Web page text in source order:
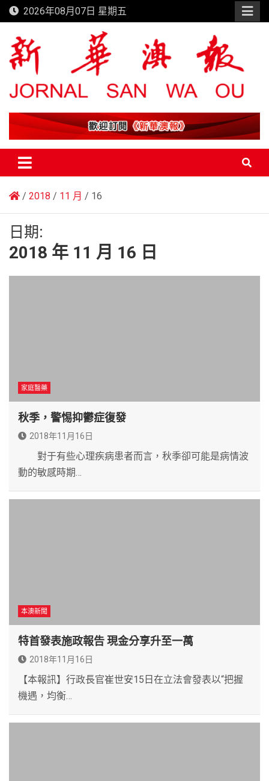
Skip
to
content
2026年08月07日 星期五
新華澳報
2018 11 月 16
日期:
2018 年 11 月 16 日
家庭醫藥
秋季，警惕抑鬱症復發
2018年11月16日
對于有些心理疾病患者而言，秋季卻可能是病情波
動的敏感時期…
本澳新聞
特首發表施政報告 現金分享升至一萬
2018年11月16日
【本報訊】行政長官崔世安15日在立法會發表以“把握
機遇，均衡…